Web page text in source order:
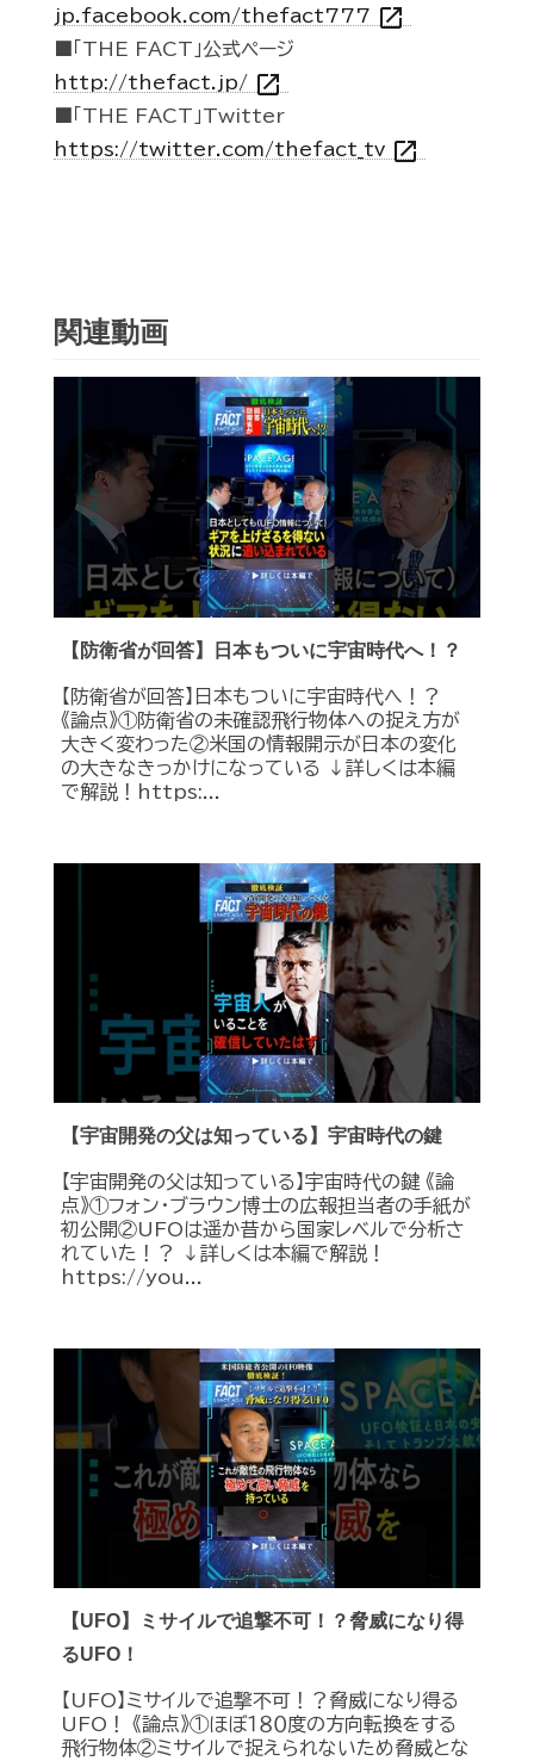
jp.facebook.com/thefact777 open_in_new
■「THE FACT」公式ページ
http://thefact.jp/ open_in_new
■「THE FACT」Twitter
https://twitter.com/thefact_tv open_in_new
関連動画
【防衛省が回答】日本もついに宇宙時代へ！？
【防衛省が回答】日本もついに宇宙時代へ！？
《論点》①防衛省の未確認飛行物体への捉え方が
大きく変わった②米国の情報開示が日本の変化
の大きなきっかけになっている ↓詳しくは本編
で解説！https:...
【宇宙開発の父は知っている】宇宙時代の鍵
【宇宙開発の父は知っている】宇宙時代の鍵 《論
点》①フォン・ブラウン博士の広報担当者の手紙が
初公開②UFOは遥か昔から国家レベルで分析さ
れていた！？ ↓詳しくは本編で解説！
https://you...
【UFO】ミサイルで追撃不可！？脅威になり得
るUFO！
【UFO】ミサイルで追撃不可！？脅威になり得る
UFO！ 《論点》①ほぼ１８０度の方向転換をする
飛行物体②ミサイルで捉えられないため脅威とな